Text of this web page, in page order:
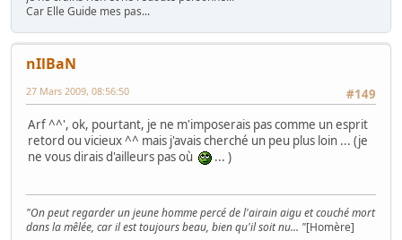
Car Elle Guide mes pas...
nIlBaN
#149
27 Mars 2009, 08:56:50
Arf ^^', ok, pourtant, je ne m'imposerais pas comme un esprit
retord ou vicieux ^^ mais j'avais cherché un peu plus loin ... (je
ne vous dirais d'ailleurs pas où
... )
"On peut regarder un jeune homme percé de l'airain aigu et couché mort
dans la mêlée, car il est toujours beau, bien qu'il soit nu... "[Homère]